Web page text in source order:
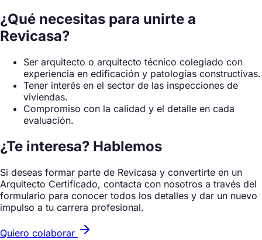
¿Qué necesitas para unirte a
Revicasa?
Ser arquitecto o arquitecto técnico colegiado con
experiencia en edificación y patologías constructivas.
Tener interés en el sector de las inspecciones de
viviendas.
Compromiso con la calidad y el detalle en cada
evaluación.
¿Te interesa? Hablemos
Si deseas formar parte de Revicasa y convertirte en un
Arquitecto Certificado, contacta con nosotros a través del
formulario para conocer todos los detalles y dar un nuevo
impulso a tu carrera profesional.
Quiero colaborar